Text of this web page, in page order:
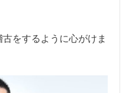
をするように心がけま